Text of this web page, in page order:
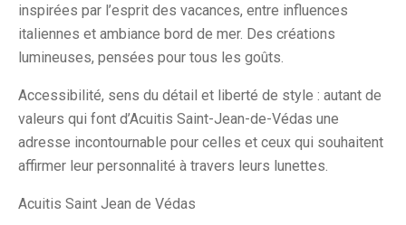
inspirées par l’esprit des vacances, entre influences
italiennes et ambiance bord de mer. Des créations
lumineuses, pensées pour tous les goûts.
Accessibilité, sens du détail et liberté de style : autant de
valeurs qui font d’Acuitis Saint-Jean-de-Védas une
adresse incontournable pour celles et ceux qui souhaitent
affirmer leur personnalité à travers leurs lunettes.
Acuitis Saint Jean de Védas